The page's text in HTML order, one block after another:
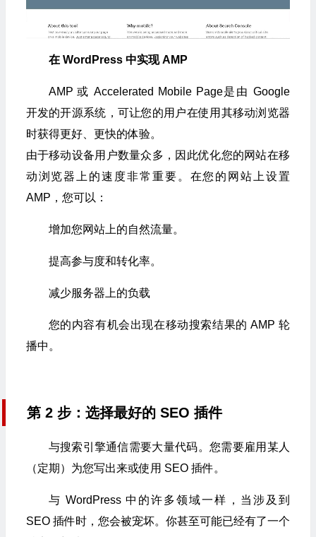
在 WordPress 中实现 AMP
AMP 或 Accelerated Mobile Page是由 Google
开发的开源系统，可让您的用户在使用其移动浏览器
时获得更好、更快的体验。
由于移动设备用户数量众多，因此优化您的网站在移
动浏览器上的速度非常重要。在您的网站上设置
AMP，您可以：
增加您网站上的自然流量。
提高参与度和转化率。
减少服务器上的负载
您的内容有机会出现在移动搜索结果的 AMP 轮
播中。
第 2 步：选择最好的 SEO 插件
与搜索引擎通信需要大量代码。您需要雇用某人
（定期）为您写出来或使用 SEO 插件。
与 WordPress 中的许多领域一样，当涉及到
SEO 插件时，您会被宠坏。你甚至可能已经有了一个